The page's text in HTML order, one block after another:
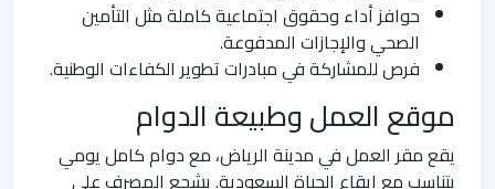
حوافز أداء وحقوق اجتماعية كاملة مثل التأمين
الصحي والإجازات المدفوعة.
فرص للمشاركة في مبادرات تطوير الكفاءات الوطنية.
موقع العمل وطبيعة الدوام
يقع مقر العمل في مدينة الرياض، مع دوام كامل يومي
يتناسب مع إيقاع الحياة السعودية. يشجع المصرف على